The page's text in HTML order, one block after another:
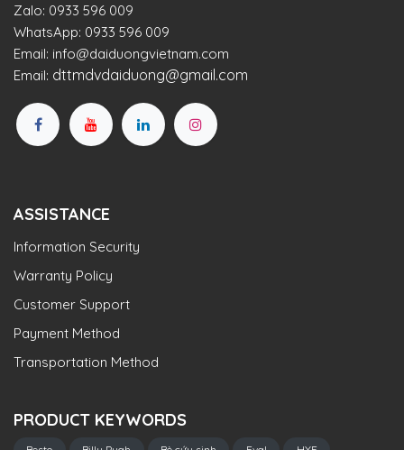
Zalo: 0933 596 009
WhatsApp: 0933 596 009
Email: info@daiduongvietnam.com
Email: dttmdvdaiduong@gmail.com
ASSISTANCE
Information Security
Warranty Policy
Customer Support
Payment Method
Transportation Method
PRODUCT KEYWORDS